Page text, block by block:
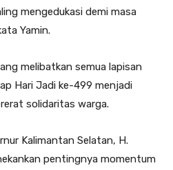
mengedukasi demi masa
Yamin.
melibatkan semua lapisan
Hari Jadi ke-499 menjadi
solidaritas warga.
Kalimantan Selatan, H.
pentingnya momentum